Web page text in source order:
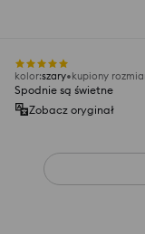
kolor:szary kupiony
Spodnie są świetne
Zobacz oryginał